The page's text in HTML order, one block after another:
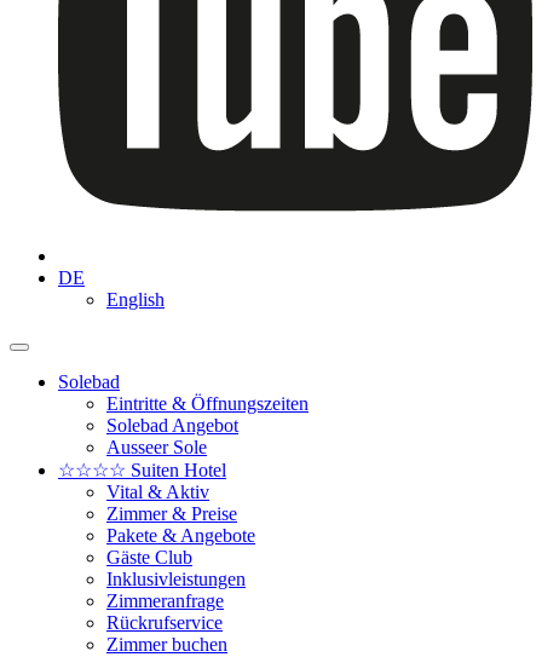
DE
English
Solebad
Eintritte & Öffnungszeiten
Solebad Angebot
Ausseer Sole
☆☆☆☆ Suiten Hotel
Vital & Aktiv
Zimmer & Preise
Pakete & Angebote
Gäste Club
Inklusivleistungen
Zimmeranfrage
Rückrufservice
Zimmer buchen